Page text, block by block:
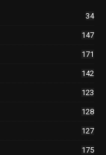
34
147
171
142
123
128
127
175